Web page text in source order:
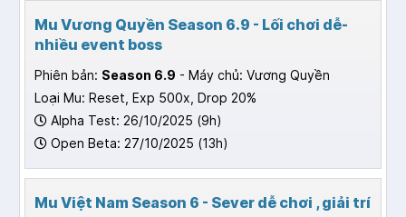
Mu Vương Quyền Season 6.9 - Lối chơi dễ-
nhiều event boss
Phiên bản: Season 6.9 - Máy chủ: Vương Quyền
Loại Mu: Reset, Exp 500x, Drop 20%
Alpha Test: 26/10/2025 (9h)
Open Beta: 27/10/2025 (13h)
Mu Việt Nam Season 6 - Sever dễ chơi , giải trí